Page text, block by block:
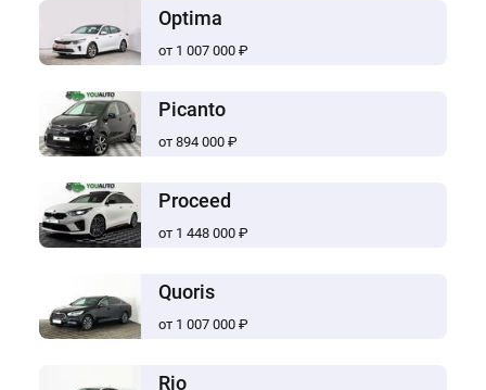
Optima
от 1 007 000 ₽
Picanto
от 894 000 ₽
Proceed
от 1 448 000 ₽
Quoris
от 1 007 000 ₽
Rio